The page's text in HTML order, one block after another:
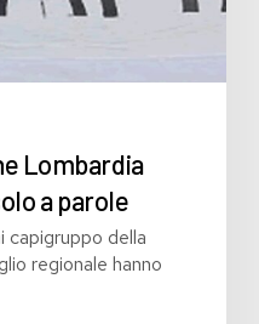
Lombardia
a parole
capigruppo della
regionale hanno